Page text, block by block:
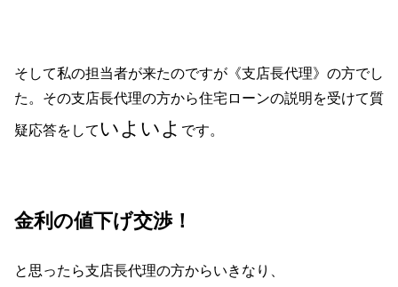
そして私の担当者が来たのですが《支店長代理》の方でし
た。その支店長代理の方から住宅ローンの説明を受けて質
疑応答をしていよいよ です。
金利の値下げ交渉！
と思ったら支店長代理の方からいきなり、